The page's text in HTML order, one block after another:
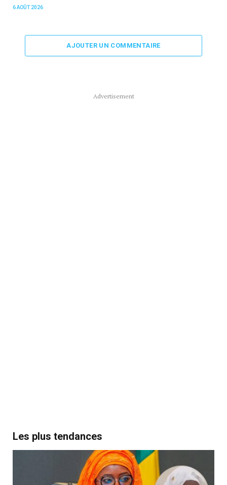
6 AOÛT 2026
AJOUTER UN COMMENTAIRE
Advertisement
Les plus tendances